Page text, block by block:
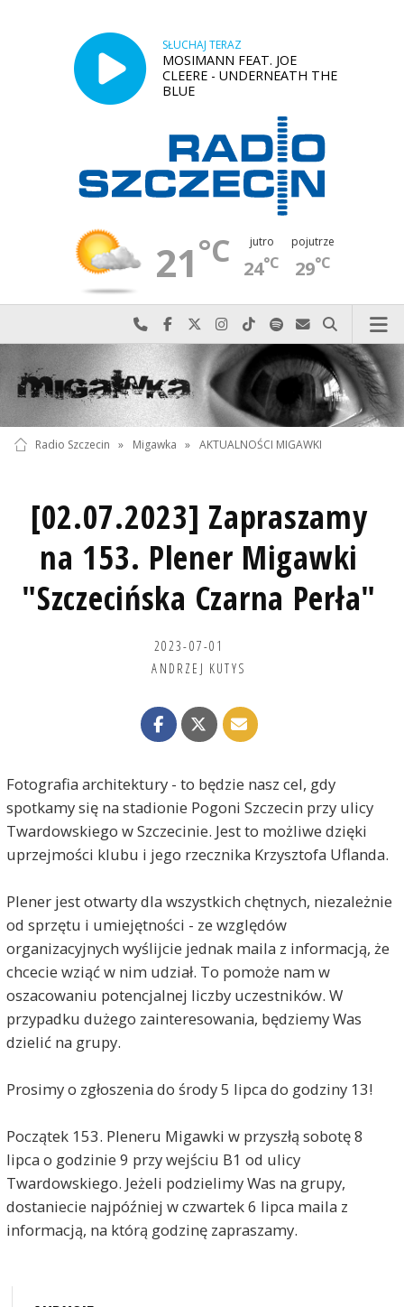
SŁUCHAJ TERAZ
MOSIMANN FEAT. JOE
CLEERE - UNDERNEATH THE
BLUE
21°C jutro
24°C
pojutrze
29°C
Najlepiej po prostu do nas zadzwoń
Odwiedź nas na Facebook-u
Odwiedź nas na X
Odwiedź nas na Instagram-ie
Odwiedź nas na TikTok-u
Szukaj nas na Spotify
Wyślij do nas
Szukaj
Radio Szczecin » Migawka » AKTUALNOŚCI MIGAWKI
[02.07.2023] Zapraszamy
na 153. Plener Migawki
"Szczecińska Czarna Perła"
2023-07-01
ANDRZEJ KUTYS
Fotografia architektury - to będzie nasz cel, gdy
spotkamy się na stadionie Pogoni Szczecin przy ulicy
Twardowskiego w Szczecinie. Jest to możliwe dzięki
uprzejmości klubu i jego rzecznika Krzysztofa Uflanda.
Plener jest otwarty dla wszystkich chętnych, niezależnie
od sprzętu i umiejętności - ze względów
organizacyjnych wyślijcie jednak maila z informacją, że
chcecie wziąć w nim udział. To pomoże nam w
oszacowaniu potencjalnej liczby uczestników. W
przypadku dużego zainteresowania, będziemy Was
dzielić na grupy.
Prosimy o zgłoszenia do środy 5 lipca do godziny 13!
Początek 153. Pleneru Migawki w przyszłą sobotę 8
lipca o godzinie 9 przy wejściu B1 od ulicy
Twardowskiego. Jeżeli podzielimy Was na grupy,
dostaniecie najpóźniej w czwartek 6 lipca maila z
informacją, na którą godzinę zapraszamy.